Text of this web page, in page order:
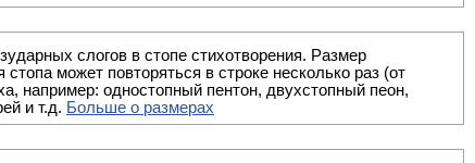
слогов в стопе стихотворения. Размер
может повторяться в строке несколько раз (от
например: одностопный пентон, двухстопный пеон,
и т.д. Больше о размерах